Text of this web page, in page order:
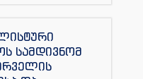
სამდივნომ